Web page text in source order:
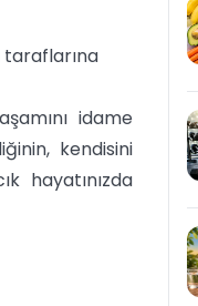
taraflarına
idame
kendisini
hayatınızda